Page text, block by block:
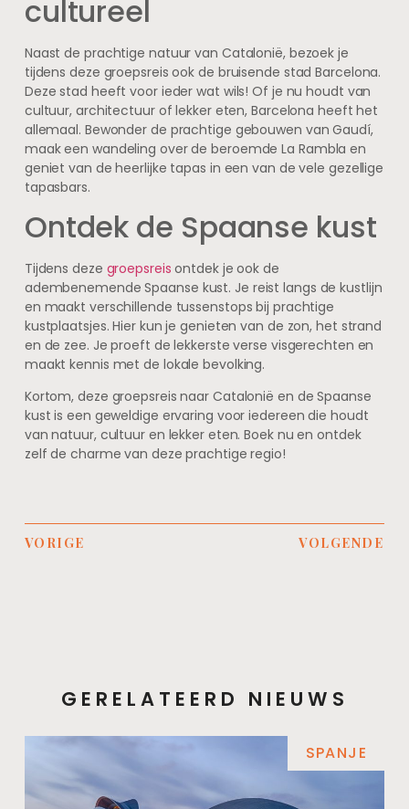
cultureel
Naast de prachtige natuur van Catalonië, bezoek je
tijdens deze groepsreis ook de bruisende stad Barcelona.
Deze stad heeft voor ieder wat wils! Of je nu houdt van
cultuur, architectuur of lekker eten, Barcelona heeft het
allemaal. Bewonder de prachtige gebouwen van Gaudí,
maak een wandeling over de beroemde La Rambla en
geniet van de heerlijke tapas in een van de vele gezellige
tapasbars.
Ontdek de Spaanse kust
Tijdens deze groepsreis ontdek je ook de
adembenemende Spaanse kust. Je reist langs de kustlijn
en maakt verschillende tussenstops bij prachtige
kustplaatsjes. Hier kun je genieten van de zon, het strand
en de zee. Je proeft de lekkerste verse visgerechten en
maakt kennis met de lokale bevolking.
Kortom, deze groepsreis naar Catalonië en de Spaanse
kust is een geweldige ervaring voor iedereen die houdt
van natuur, cultuur en lekker eten. Boek nu en ontdek
zelf de charme van deze prachtige regio!
VORIGE VOLGENDE
GERELATEERD NIEUWS
SPANJE